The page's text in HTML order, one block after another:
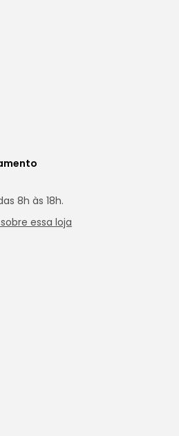
8h às 18h.
essa loja